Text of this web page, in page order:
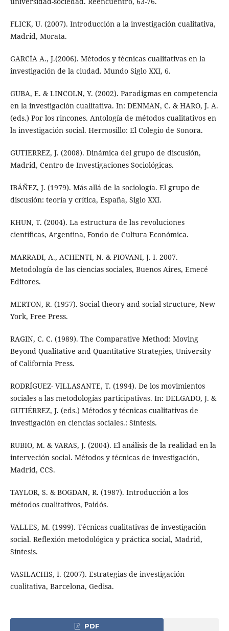
FLICK, U. (2007). Introducción a la investigación cualitativa,
Madrid, Morata.
GARCÍA A., J.(2006). Métodos y técnicas cualitativas en la
investigación de la ciudad. Mundo Siglo XXI, 6.
GUBA, E. & LINCOLN, Y. (2002). Paradigmas en competencia
en la investigación cualitativa. In: DENMAN, C. & HARO, J. A.
(eds.) Por los rincones. Antología de métodos cualitativos en
la investigación social. Hermosillo: El Colegio de Sonora.
GUTIERREZ, J. (2008). Dinámica del grupo de discusión,
Madrid, Centro de Investigaciones Sociológicas.
IBÁÑEZ, J. (1979). Más allá de la sociología. El grupo de
discusión: teoría y crítica, España, Siglo XXI.
KHUN, T. (2004). La estructura de las revoluciones
científicas, Argentina, Fondo de Cultura Económica.
MARRADI, A., ACHENTI, N. & PIOVANI, J. I. 2007.
Metodología de las ciencias sociales, Buenos Aires, Emecé
Editores.
MERTON, R. (1957). Social theory and social structure, New
York, Free Press.
RAGIN, C. C. (1989). The Comparative Method: Moving
Beyond Qualitative and Quantitative Strategies, University
of California Press.
RODRÍGUEZ- VILLASANTE, T. (1994). De los movimientos
sociales a las metodologías participativas. In: DELGADO, J. &
GUTIÉRREZ, J. (eds.) Métodos y técnicas cualitativas de
investigación en ciencias sociales.: Síntesis.
RUBIO, M. & VARAS, J. (2004). El análisis de la realidad en la
interveción social. Métodos y técnicas de investigación,
Madrid, CCS.
TAYLOR, S. & BOGDAN, R. (1987). Introducción a los
métodos cualitativos, Paidós.
VALLES, M. (1999). Técnicas cualitativas de investigación
social. Reflexión metodológica y práctica social, Madrid,
Síntesis.
VASILACHIS, I. (2007). Estrategias de investigación
cualitativa, Barcelona, Gedisa.
PDF